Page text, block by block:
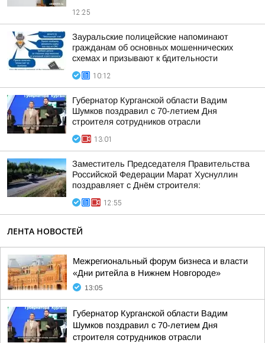
12:25
Зауральские полицейские напоминают
гражданам об основных мошеннических
схемах и призывают к бдительности
10:12
Губернатор Курганской области Вадим
Шумков поздравил с 70-летием Дня
строителя сотрудников отрасли
13:01
Заместитель Председателя Правительства
Российской Федерации Марат Хуснуллин
поздравляет с Днём строителя:
12:55
ЛЕНТА НОВОСТЕЙ
Межрегиональный форум бизнеса и власти
«Дни ритейла в Нижнем Новгороде»
13:05
Губернатор Курганской области Вадим
Шумков поздравил с 70-летием Дня
строителя сотрудников отрасли